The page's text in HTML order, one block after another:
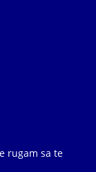
rugam sa te